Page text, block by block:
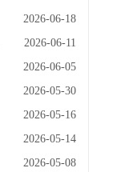
2026-06-18
2026-06-11
2026-06-05
2026-05-30
2026-05-16
2026-05-14
2026-05-08